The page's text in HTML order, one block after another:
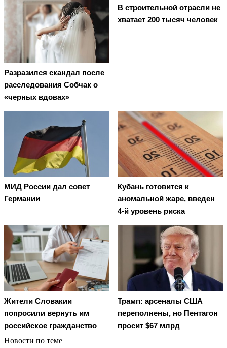
Разразился скандал после
расследования Собчак о
«черных вдовах»
В строительной отрасли не
хватает 200 тысяч человек
МИД России дал совет
Германии
Кубань готовится к
аномальной жаре, введен
4-й уровень риска
Жители Словакии
попросили вернуть им
российское гражданство
Трамп: арсеналы США
переполнены, но Пентагон
просит $67 млрд
Новости по теме